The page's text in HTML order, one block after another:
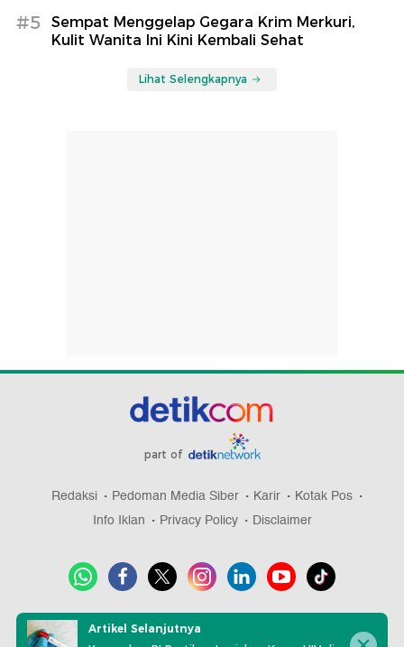
#5
Sempat Menggelap Gegara Krim Merkuri,
Kulit Wanita Ini Kini Kembali Sehat
Lihat Selengkapnya
part of
Redaksi Pedoman Media Siber Karir
Kotak Pos
Info Iklan
Privacy Policy Disclaimer
Artikel Selanjutnya